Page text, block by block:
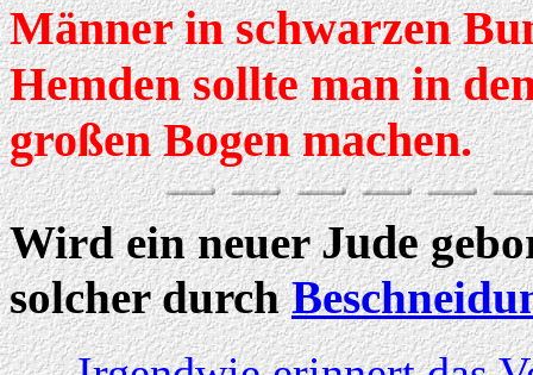
Männer in schwarzen
Hemden sollte man in
großen Bogen machen.
Wird ein neuerJude
solcher durch